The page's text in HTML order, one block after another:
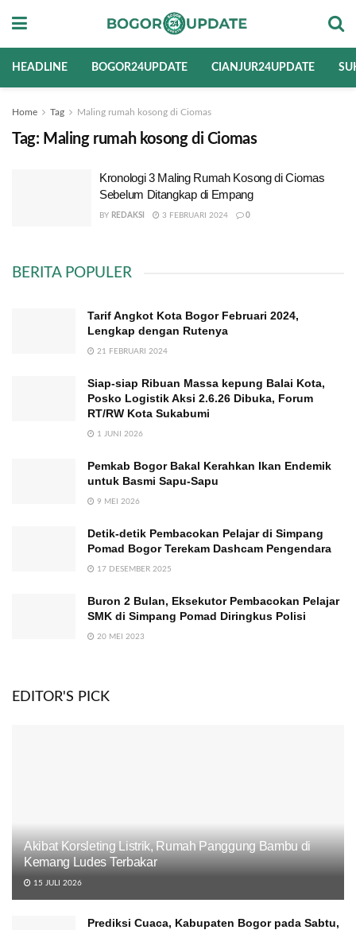
HEADLINE BOGOR24UPDATE CIANJUR24UPDATE
Home Tag Maling rumah kosong di Ciomas
Tag: Maling rumah kosong di Ciomas
Kronologi 3 Maling Rumah Kosong di Ciomas
Sebelum Ditangkap di Empang
BY REDAKSI 3 FEBRUARI 2024 0
BERITA POPULER
Tarif Angkot Kota Bogor Februari 2024,
Lengkap dengan Rutenya
21 FEBRUARI 2024
Siap-siap Ribuan Massa kepung Balai Kota,
Posko Logistik Aksi 2.6.26 Dibuka, Forum
RT/RW Kota Sukabumi
1 JUNI 2026
Pemkab Bogor Bakal Kerahkan Ikan Endemik
untuk Basmi Sapu-Sapu
9 MEI 2026
Detik-detik Pembacokan Pelajar di Simpang
Pomad Bogor Terekam Dashcam Pengendara
17 DESEMBER 2025
Buron 2 Bulan, Eksekutor Pembacokan Pelajar
SMK di Simpang Pomad Diringkus Polisi
20 MEI 2023
EDITOR'S PICK
Akibat Korsleting Listrik, Rumah Panggung Bambu di
Kemang Ludes Terbakar
15 JULI 2026
Prediksi Cuaca, Kabupaten Bogor pada Sabtu,